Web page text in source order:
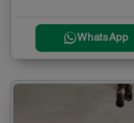
WhatsApp